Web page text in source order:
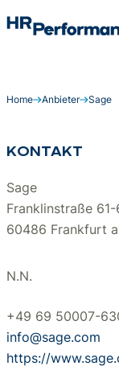
Home Anbieter Sage
KONTAKT
Sage
Franklinstraße 61-
60486 Frankfurt
N.N.
+49 69 50007-
info@sage.com
https://